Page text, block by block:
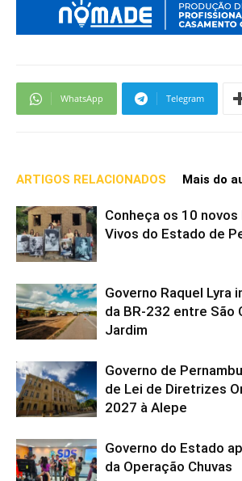
WhatsApp Telegram
ARTIGOS RELACIONADOS Mais do
Conheça os 10
Vivos do Estado de
Governo Raquel Lyra
da BR-232 entre São
Jardim
Governo de
de Lei de Diretrizes
2027 à Alepe
Governo do Estado
da Operação Chuvas